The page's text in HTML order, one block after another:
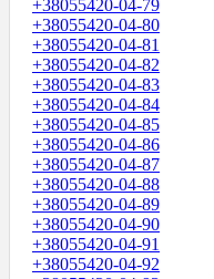
+38055420-04-79
+38055420-04-80
+38055420-04-81
+38055420-04-82
+38055420-04-83
+38055420-04-84
+38055420-04-85
+38055420-04-86
+38055420-04-87
+38055420-04-88
+38055420-04-89
+38055420-04-90
+38055420-04-91
+38055420-04-92